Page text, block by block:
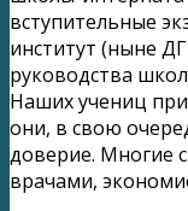
вступительные
институт (ныне
руководства
Наших учениц
они, в свою
доверие. Многие
врачами,